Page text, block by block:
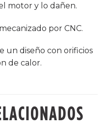
motor y lo dañen.
por CNC.
un diseño con orificios
de calor.